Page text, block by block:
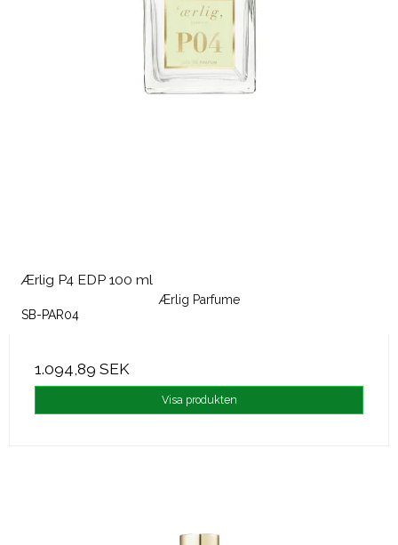
Ærlig P4 EDP 100 ml
Ærlig Parfume
SB-PAR04
1.094,89 SEK
Visa produkten